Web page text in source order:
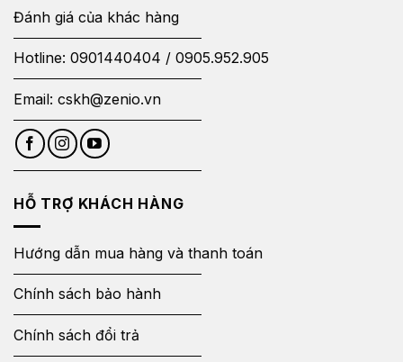
Đánh giá của khác hàng
Hotline: 0901440404 / 0905.952.905
Email: cskh@zenio.vn
HỖ TRỢ KHÁCH HÀNG
Hướng dẫn mua hàng và thanh toán
Chính sách bảo hành
Chính sách đổi trả